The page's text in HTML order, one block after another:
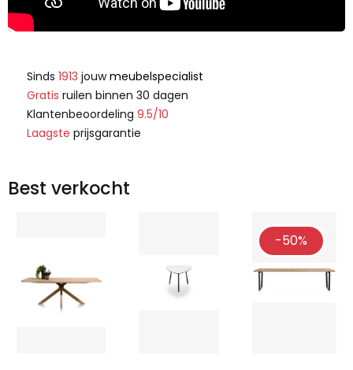
Sinds 1913 jouwmeubelspecialist
Gratis ruilen binnen 30 dagen
Klantenbeoordeling 9.5/10
Laagste prijsgarantie
Best verkocht
-50%